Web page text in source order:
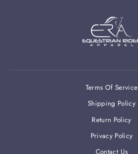
Terms Of Service
Shipping Policy
Return Policy
Privacy Policy
Contact Us